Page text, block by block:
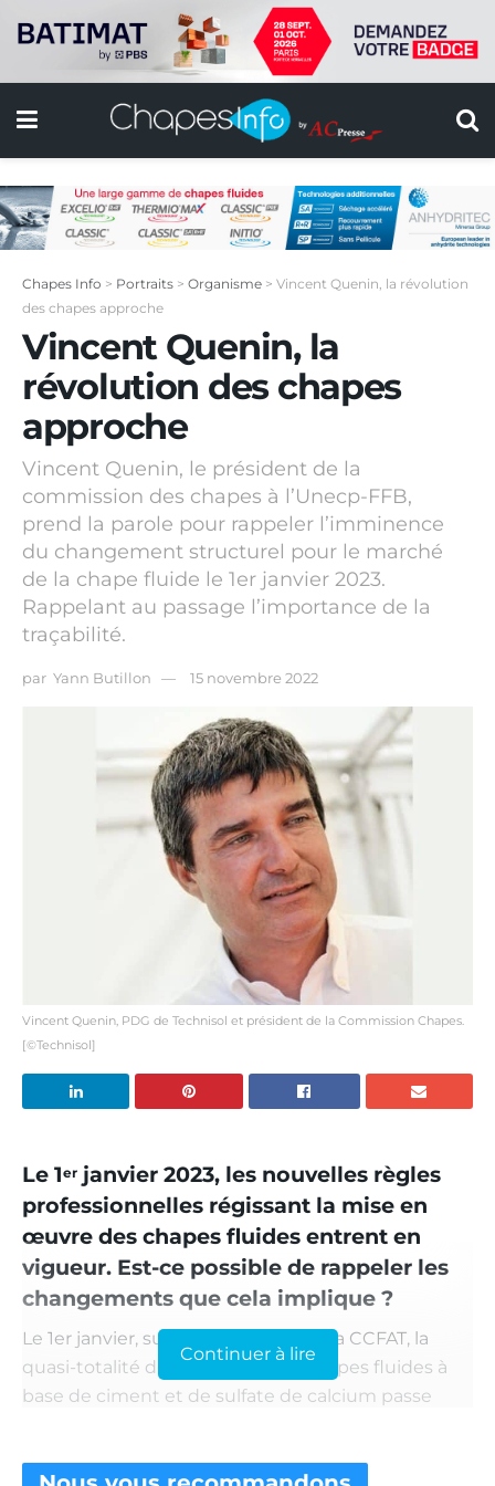
Chapes Info > Portraits > Organisme > Vincent Quenin, la révolution
des chapes approche
Vincent Quenin, la
révolution des chapes
approche
Vincent Quenin, le président de la
commission des chapes à l’Unecp-FFB,
prend la parole pour rappeler l’imminence
du changement structurel pour le marché
de la chape fluide le 1er janvier 2023.
Rappelant au passage l’importance de la
traçabilité.
par Yann Butillon 15 novembre 2022
Vincent Quenin, PDG de Technisol et président de la Commission Chapes.
[©Technisol]
Le 1er janvier 2023, les nouvelles règles
professionnelles régissant la mise en
œuvre des chapes fluides entrent en
vigueur. Est-ce possible de rappeler les
changements que cela implique ?
Le 1er janvier, suite à la décision de la CCFAT, la
quasi-totalité des procédés des chapes fluides à
base de ciment et de sulfate de calcium passe
Continuer à lire